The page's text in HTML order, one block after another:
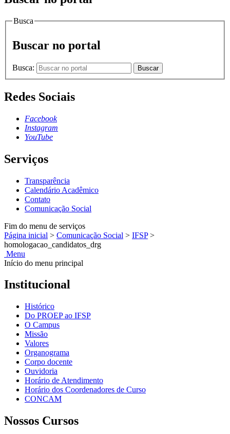
Busca
Buscar no portal
Busca: Buscar
Redes Sociais
Facebook
Instagram
YouTube
Serviços
Transparência
Calendário Acadêmico
Contato
Comunicação Social
Fim do menu de serviços
Página inicial > Comunicação Social > IFSP >
homologacao_candidatos_drg
Menu
Início do menu principal
Institucional
Histórico
Do PROEP ao IFSP
O Campus
Missão
Valores
Organograma
Corpo docente
Ouvidoria
Horário de Atendimento
Horário dos Coordenadores de Curso
CONCAM
Nossos Cursos